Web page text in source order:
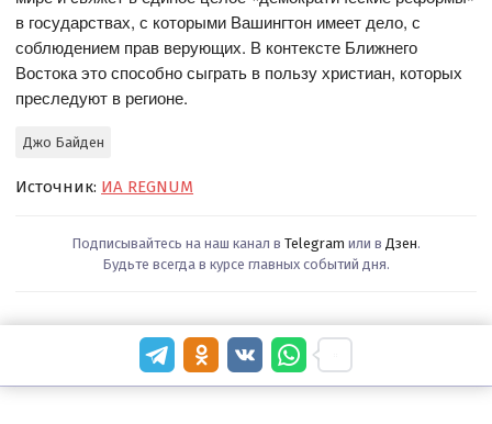
в государствах, с которыми Вашингтон имеет дело, с
соблюдением прав верующих. В контексте Ближнего
Востока это способно сыграть в пользу христиан, которых
преследуют в регионе.
Джо Байден
Источник: ИА REGNUM
Подписывайтесь на наш канал в Telegram или в Дзен.
Будьте всегда в курсе главных событий дня.